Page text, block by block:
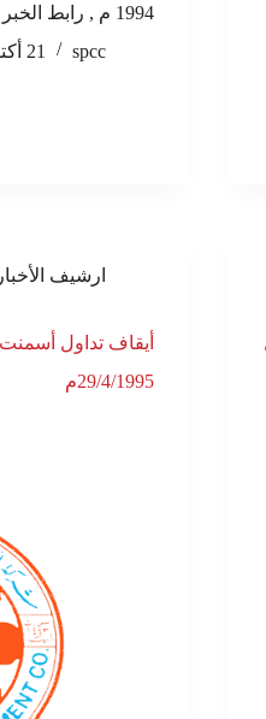
1994 م , رابط الخبر على موقع تداول السعودية
spcc
21 أكتوبر، 1995
ارشيف الأخبار
29/4/1995م